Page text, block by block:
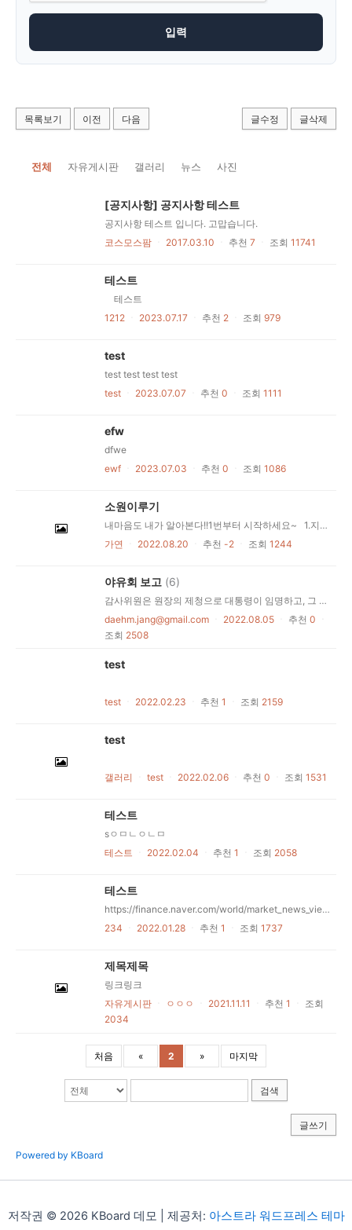
목록보기 이전 다음 글수정 글삭제
전체 자유게시판 갤러리 뉴스 사진
[공지사항] 공지사항 테스트
공지사항 테스트 입니다. 고맙습니다.
코스모스팜
2017.03.10 추천 7 조회 11741
테스트
테스트
1212
2023.07.17 추천 2 조회 979
test
test test test test
test
2023.07.07 추천 0 조회 1111
efw
dfwe
ewf
2023.07.03 추천 0 조회 1086
소원이루기
내마음도 내가 알아본다!!1번부터 시작하세요~ ​ ​ 1.지금 생각나는 남자의 이름을 적으세요. ​ ​ 2.지금 생각나는 여자의 이름을 적으세요. ​ ​ 3.흰색,분홍색중 하나를 택하세요. ​ ​ 4회색,흰색,갈색,파란색,검은색중 하나를 택하세요. ​ ​ 5.백장미,튤립,붉은장미중 하나를 택하세요. ​ ​ 6.1~9까지 좋아하는 숫자를 고르세요. ​ ​ 7.해변과 산중 하나를 고르세요. ​ ​ 8.자기 나이를 적으세요. ​ ​ 9소원을 비세요................................... ​ ​ ~~~~~~~~~~~~~~~~~~~~~~~~~~~~~~~~~~~~~~~~ ​ ​ 해석.. ​ ​ ~~~~~~~~~~~~~~~~~~~~~~~~~~~~~~~~~~~~~~~~~ ​ ​ 1.자신이 결혼하게 될 남자 ​ ​ 2.자신이 결혼할때 부케받게될 여자 ​ ​ 3.결혼식대 입을 드레스의 색 ​ ​ 4결혼식대 남자가 입을 턱시도의 색 ​ ​ 5.결혼식대 꾸며지게 될 꽃 ​ ​ 6.결혼하기까지 걸리는 해 ​ ​ 7.해변은 수수하고 조용한 결혼식을,산은 화려하고 거창한 ​ ​ 결혼식 ​ ​ 8.한시간내에이 심리테스트를 자기 나이에서10을 뺀만큼 ​ ​ 다른곳에다 올리세요 ​ ​ 그려면 9번의 소원이 진짜로 이루어집니다........ ​ ​ 저도 소원을 이루기위하여 올리고 있습니다.. . ​ ​ .. 이글을 보시고 1시간 이내에 1번만 다른곳에 올리면 소원이 이루어집니다
가연
2022.08.20 추천 -2 조회 1244
야유회 보고 (6)
감사위원은 원장의 제청으로 대통령이 임명하고, 그 임기는 4년으로 하며, 1차에 한하여 중임할 수 있다. 국민경제자문회의의 조직·직무범위 기타 필요한 사항은 법률로 정한다. 대통령의 국법상 행위는 문서로써 하며, 이 문서에는 국무총리와 관계 국무위원이 부서한다. 군사에 관한 것도 또한 같다. 헌법재판소 재판관의 임기는 6년으로 하며, 법률이 정하는 바에 의하여 연임할 수 있다.
daehm.jang@gmail.com
2022.08.05 추천 0
조회 2508
test
test 2022.02.23 추천 1 조회 2159
test
갤러리 test 2022.02.06 추천 0 조회 1531
테스트
sㅇㅁㄴㅇㄴㅁ
테스트
2022.02.04 추천 1 조회 2058
테스트
https://finance.naver.com/world/market_news_view.nhn?category=main&office_id=018&article_id=0004131617&date=2018-06-21
234
2022.01.28 추천 1 조회 1737
제목제목
링크링크
자유게시판
ㅇㅇㅇ 2021.11.11 추천 1
조회
2034
처음 « 2 » 마지막
검색
글쓰기
Powered by KBoard
저작권 © 2026 KBoard 데모 | 제공처: 아스트라 워드프레스 테마